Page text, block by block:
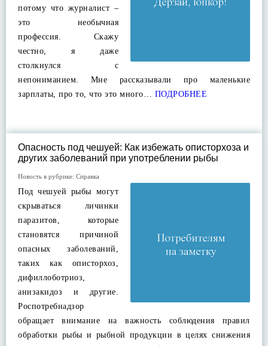
потому что журналист –
это необычная
профессия. Скажу
честно, я даже
столкнулся с
непониманием. Мне рассказывали про маленькие
зарплаты, про то, что это много… ПОДРОБНЕЕ
Опасность под чешуей: Как избежать описторхоза и
других заболеваний при употреблении рыбы
Новость в рубрике: Справка
Под чешуей рыбы могут
скрываться личинки
паразитов, которые
становятся причиной
опасных заболеваний,
таких как описторхоз,
дифиллоботриоз,
анизакидоз и другие.
Роспотребнадзор
обращает внимание на важность соблюдения правил
обработки рыбы и рыбной продукции в целях снижения